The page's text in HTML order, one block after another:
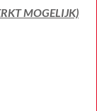
MOGELIJK)